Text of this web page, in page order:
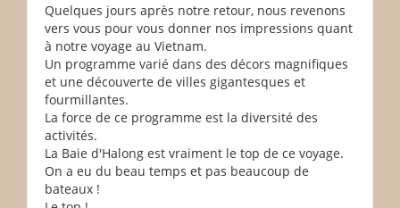
Quelques jours après notre retour, nous revenons
vers vous pour vous donner nos impressions quant
à notre voyage au Vietnam.
Un programme varié dans des décors magnifiques
et une découverte de villes gigantesques et
fourmillantes.
La force de ce programme est la diversité des
activités.
La Baie d'Halong est vraiment le top de ce voyage.
On a eu du beau temps et pas beaucoup de
bateaux !